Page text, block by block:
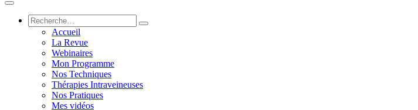
Accueil
La Revue
Webinaires
Mon Programme
Nos Techniques
Thérapies Intraveineuses
Nos Pratiques
Mes vidéos